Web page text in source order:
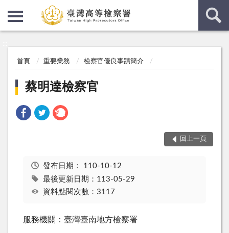
首頁 重要業務 檢察官優良事蹟簡介
蔡明達檢察官
回上一頁
發布日期： 110-10-12
最後更新日期：113-05-29
資料點閱次數：3117
服務機關：臺灣臺南地方檢察署